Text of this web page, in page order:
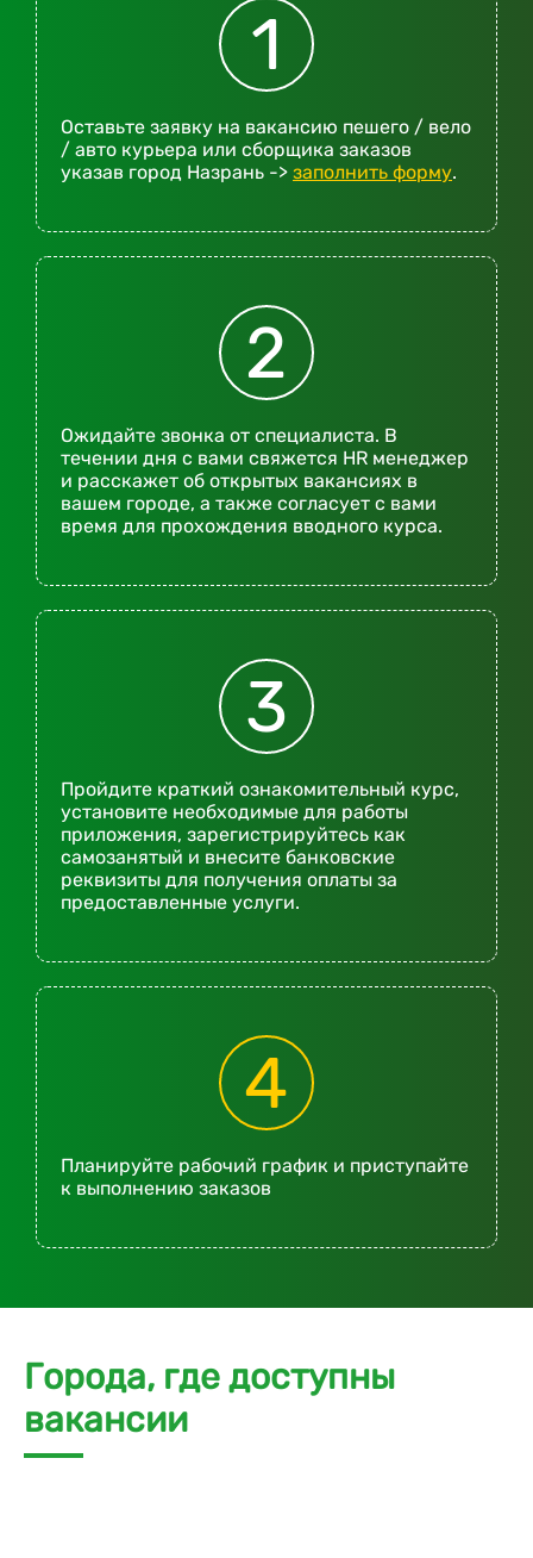
1
Оставьте заявку на вакансию пешего / вело
/ авто курьера или сборщика заказов
указав город Назрань -> заполнить форму.
2
Ожидайте звонка от специалиста. В
течении дня с вами свяжется HR менеджер
и расскажет об открытых вакансиях в
вашем городе, а также согласует с вами
время для прохождения вводного курса.
3
Пройдите краткий ознакомительный курс,
установите необходимые для работы
приложения, зарегистрируйтесь как
самозанятый и внесите банковские
реквизиты для получения оплаты за
предоставленные услуги.
4
Планируйте рабочий график и приступайте
к выполнению заказов
Города, где доступны
вакансии